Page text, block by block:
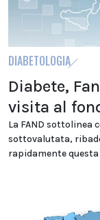
DIABETOLOGIA
Diabete,
visita al
La FAND sottolinea
sottovalutata,
rapidamente